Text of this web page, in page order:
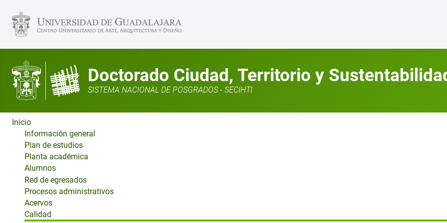
Doctorado Ciudad, Territorio y
SISTEMA NACIONAL DE POSGRADOS - SECIHTI
Inicio
Información general
Plan de estudios
Planta académica
Alumnos
Red de egresados
Procesos administrativos
Acervos
Calidad